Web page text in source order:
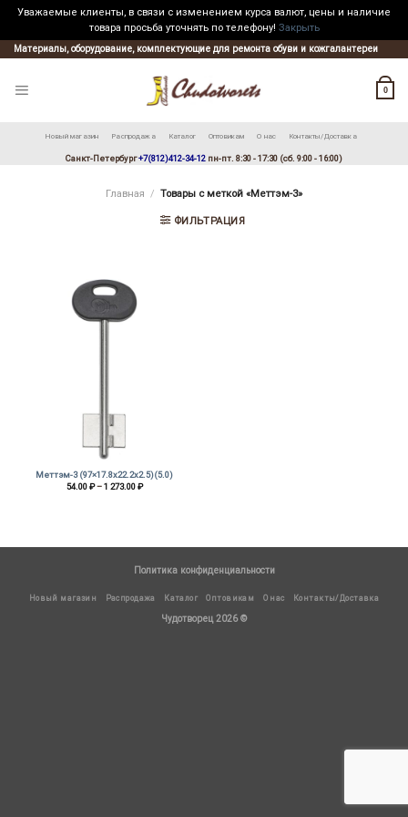
Уважаемые клиенты, в связи с изменением курса валют, цены и наличие
товара просьба уточнять по телефону! Закрыть
Skip
to
Материалы, оборудование, комплектующие для ремонта обуви и кожгалантереи
0
Новый магазин Распродажа Каталог Оптовикам О нас Контакты/Доставка
Санкт-Петербург+7(812)412-34-12 пн-пт. 8:30 - 17:30 (сб. 9:00 - 16:00)
Главная / Товары с меткой «Меттэм-3»
ФИЛЬТРАЦИЯ
Меттэм-3 (97×17.8х22.2х2.5)(5.0)
54.00₽ – 1 273.00₽Диапазон
Политика конфиденциальности
Новый магазин Распродажа Каталог Оптовикам О нас Контакты/Доставка
Чудотворец 2026 ©